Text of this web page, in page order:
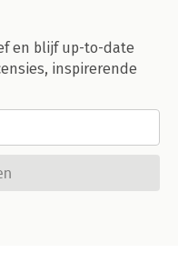
en blijf up-to-date
inspirerende